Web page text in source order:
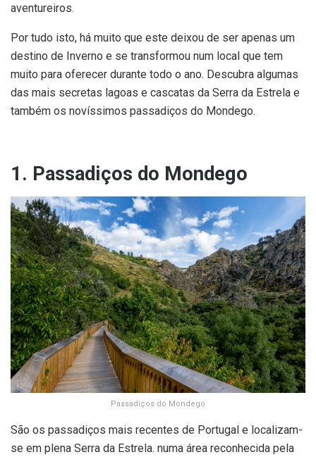
aventureiros.
Por tudo isto, há muito que este deixou de ser apenas um
destino de Inverno e se transformou num local que tem
muito para oferecer durante todo o ano. Descubra algumas
das mais secretas lagoas e cascatas da Serra da Estrela e
também os novíssimos passadiços do Mondego.
1. Passadiços do Mondego
Passadiços do Mondego
São os passadiços mais recentes de Portugal e localizam-
se em plena Serra da Estrela. numa área reconhecida pela